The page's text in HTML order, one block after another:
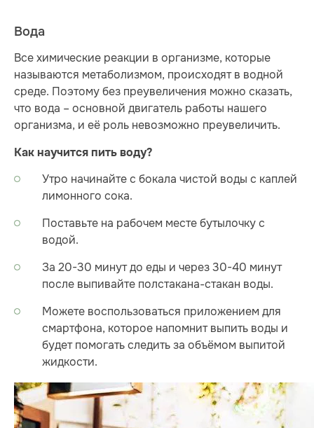
Вода
Все химические реакции в организме, которые
называются метаболизмом, происходят в водной
среде. Поэтому без преувеличения можно сказать,
что вода – основной двигатель работы нашего
организма, и её роль невозможно преувеличить.
Как научится пить воду?
Утро начинайте с бокала чистой воды с каплей
лимонного сока.
Поставьте на рабочем месте бутылочку с
водой.
За 20-30 минут до еды и через 30-40 минут
после выпивайте полстакана-стакан воды.
Можете воспользоваться приложением для
смартфона, которое напомнит выпить воды и
будет помогать следить за объёмом выпитой
жидкости.